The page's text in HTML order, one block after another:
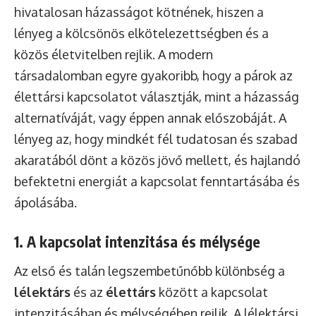
hivatalosan házasságot kötnének, hiszen a
lényeg a kölcsönös elkötelezettségben és a
közös életvitelben rejlik. A modern
társadalomban egyre gyakoribb, hogy a párok az
élettársi kapcsolatot választják, mint a házasság
alternatíváját, vagy éppen annak előszobáját. A
lényeg az, hogy mindkét fél tudatosan és szabad
akaratából dönt a közös jövő mellett, és hajlandó
befektetni energiát a kapcsolat fenntartásába és
ápolásába.
1. A kapcsolat intenzitása és mélysége
Az első és talán legszembetűnőbb különbség a
lélektárs és az élettárs között a kapcsolat